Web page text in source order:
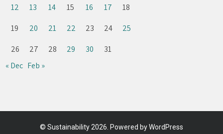
12
13 14 15 16 17
18
19
20 21 22 23 24
25
26
27 28 29 30
31
« Dec Feb »
© Sustainability2026. Powered by WordPress